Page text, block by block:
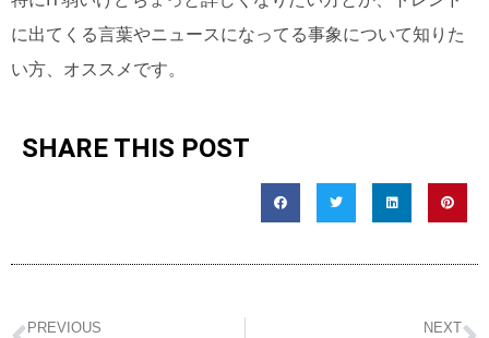
に出てくる言葉やニュースになってる事象について知りた
い方、オススメです。
SHARE THIS POST
PREVIOUS NEXT